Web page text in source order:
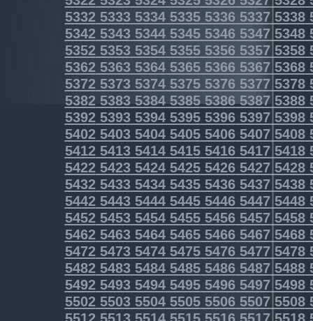
5332533353345335533653375338
5342534353445345534653475348
5352535353545355535653575358
536253635364536553665367 5368
537253735374537553765377 5378
5382538353845385538653875388
5392539353945395539653975398
5402540354045405540654075408
5412541354145415541654175418
5422542354245425542654275428
5432543354345435543654375438
5442544354445445544654475448
5452545354545455545654575458
5462546354645465546654675468
5472547354745475547654775478
5482548354845485548654875488
5492549354945495549654975498
5502550355045505550655075508